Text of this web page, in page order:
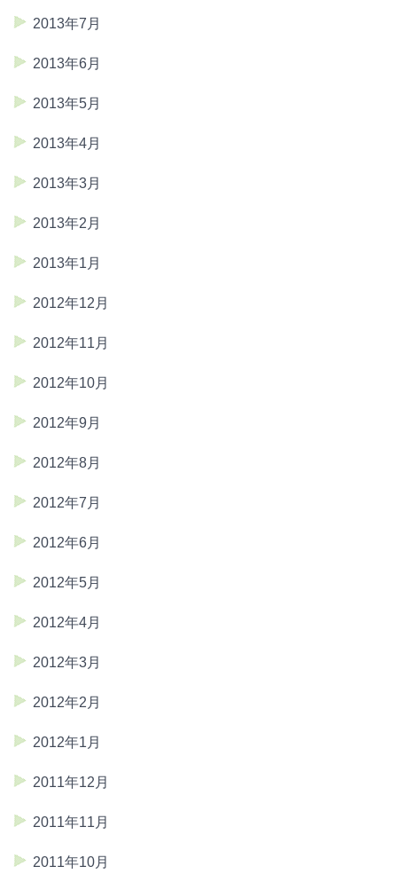
2013年7月
2013年6月
2013年5月
2013年4月
2013年3月
2013年2月
2013年1月
2012年12月
2012年11月
2012年10月
2012年9月
2012年8月
2012年7月
2012年6月
2012年5月
2012年4月
2012年3月
2012年2月
2012年1月
2011年12月
2011年11月
2011年10月